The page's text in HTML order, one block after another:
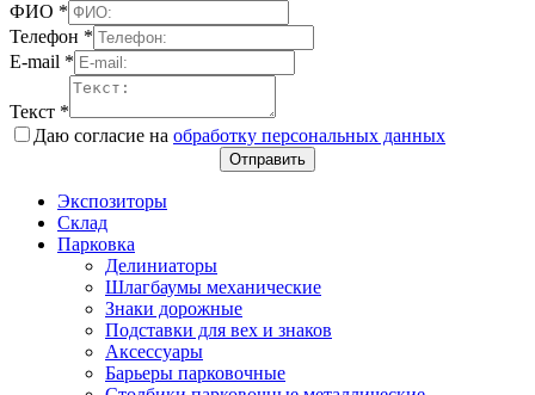
ФИО *
Телефон *
E-mail *
Текст *
Даю согласие на обработку персональных данных
Отправить
Экспозиторы
Склад
Парковка
Делиниаторы
Шлагбаумы механические
Знаки дорожные
Подставки для вех и знаков
Аксессуары
Барьеры парковочные